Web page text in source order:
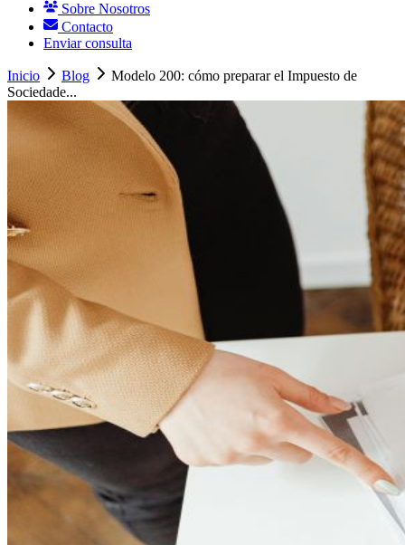
Sobre Nosotros
Contacto
Enviar consulta
Inicio Blog
Modelo 200: cómo preparar el Impuesto de
Sociedade...